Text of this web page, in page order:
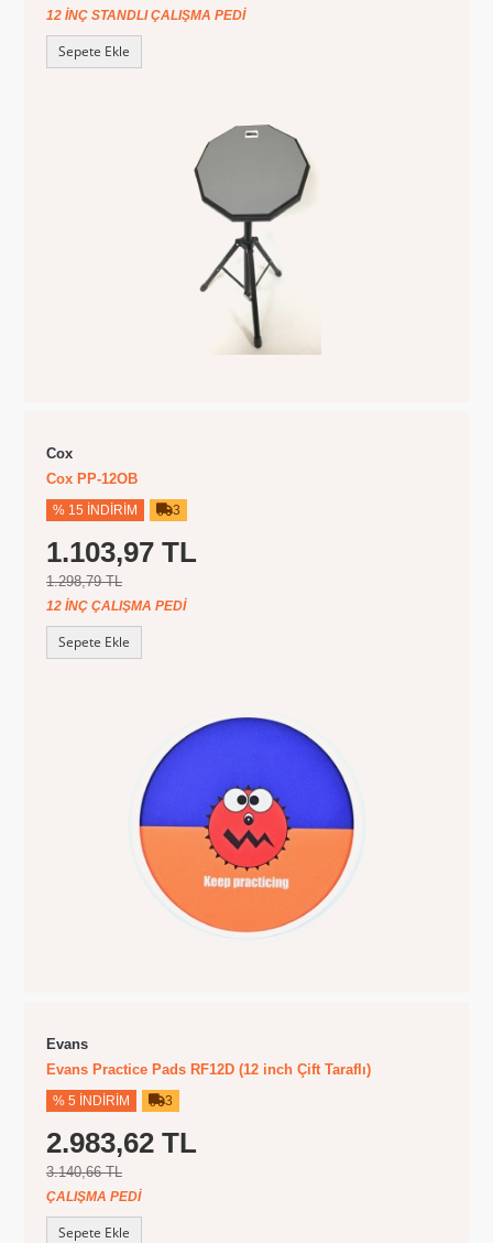
12 INÇ STANDLI ÇALIŞMA PEDI
Sepete Ekle
Cox
Cox PP-12OB
% 15 İNDIRIM 3
1.103,97 TL
1.298,79 TL
12 İNÇ ÇALIŞMA PEDI
Sepete Ekle
Evans
Evans Practice Pads RF12D (12 inch Çift Taraflı)
% 5 İNDIRIM 3
2.983,62 TL
3.140,66 TL
ÇALIŞMA PEDI
Sepete Ekle